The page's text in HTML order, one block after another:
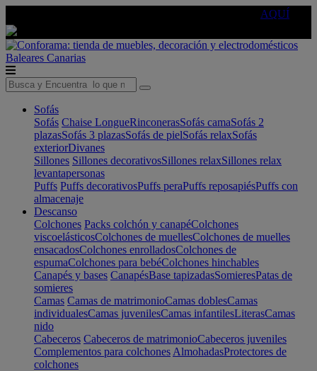
AQUÍ
Baleares Canarias
Sofás
Sofás Chaise LongueRinconerasSofás camaSofás 2
plazasSofás 3 plazasSofás de pielSofás relaxSofás
exteriorDivanes
Sillones Sillones decorativosSillones relaxSillones relax
levantapersonas
Puffs Puffs decorativosPuffs peraPuffs reposapiésPuffs con
almacenaje
Descanso
Colchones Packs colchón y canapéColchones
viscoelásticosColchones de muellesColchones de muelles
ensacadosColchones enrolladosColchones de
espumaColchones para bebéColchones hinchables
Canapés y bases CanapésBase tapizadasSomieresPatas de
somieres
Camas Camas de matrimonioCamas doblesCamas
individualesCamas juvenilesCamas infantilesLiterasCamas
nido
Cabeceros Cabeceros de matrimonioCabeceros juveniles
Complementos para colchones AlmohadasProtectores de
colchones